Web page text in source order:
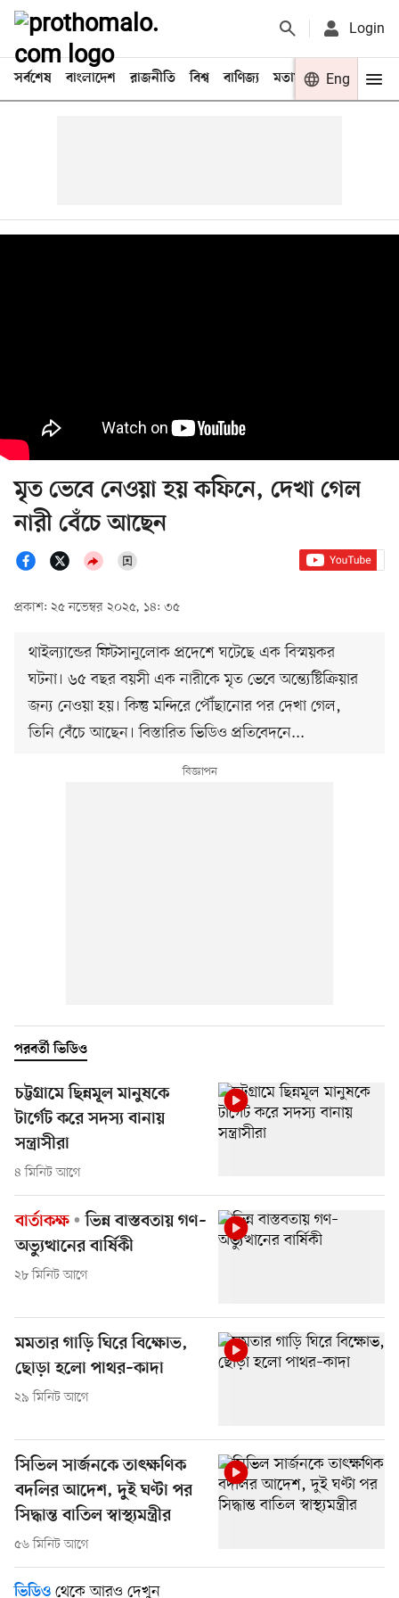
Login
সর্বশেষ বাংলাদেশ রাজনীতি বিশ্ব বাণিজ্য মতামত খেলা
Eng
মৃত ভেবে নেওয়া হয় কফিনে, দেখা গেল
নারী বেঁচে আছেন
প্রকাশ: ২৫ নভেম্বর ২০২৫, ১৪: ৩৫
থাইল্যান্ডের ফিটসানুলোক প্রদেশে ঘটেছে এক বিস্ময়কর
ঘটনা। ৬৫ বছর বয়সী এক নারীকে মৃত ভেবে অন্ত্যেষ্টিক্রিয়ার
জন্য নেওয়া হয়। কিন্তু মন্দিরে পৌঁছানোর পর দেখা গেল,
তিনি বেঁচে আছেন। বিস্তারিত ভিডিও প্রতিবেদনে...
পরবর্তী ভিডিও
চট্টগ্রামে ছিন্নমূল মানুষকে
টার্গেট করে সদস্য বানায়
সন্ত্রাসীরা
৪ মিনিট আগে
বার্তাকক্ষ
ভিন্ন বাস্তবতায় গণ–
অভ্যুত্থানের বার্ষিকী
২৮ মিনিট আগে
মমতার গাড়ি ঘিরে বিক্ষোভ,
ছোড়া হলো পাথর–কাদা
২৯ মিনিট আগে
সিভিল সার্জনকে তাৎক্ষণিক
বদলির আদেশ, দুই ঘণ্টা পর
সিদ্ধান্ত বাতিল স্বাস্থ্যমন্ত্রীর
৫৬ মিনিট আগে
ভিডিও থেকে আরও দেখুন